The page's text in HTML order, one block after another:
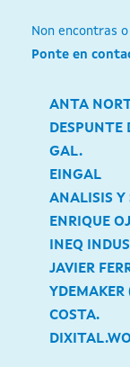
Non encontras
Ponte en
ANTA
DESPUNTE
GAL.
EINGAL
ANALISIS Y
ENRIQUE
INEQ
JAVIER
COSTA.